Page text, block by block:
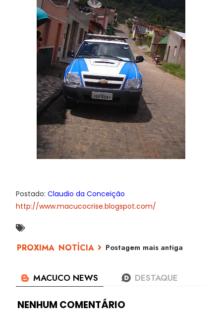
Postado: Claudio da Conceição
http://www.macucocrise.blogspot.com/
Postagem mais antiga
NENHUM COMENTÁRIO